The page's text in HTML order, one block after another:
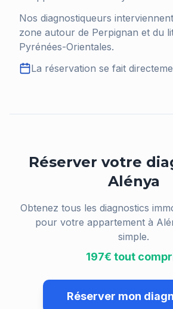
Nos diagnostiqueurs
zone autour de Perpignan et du
Pyrénées-Orientales.
La réservation se fait
Réserver votre
Alénya
Obtenez tous les diagnostics
pour votre appartement à
simple.
197€ tout
Réserver mon